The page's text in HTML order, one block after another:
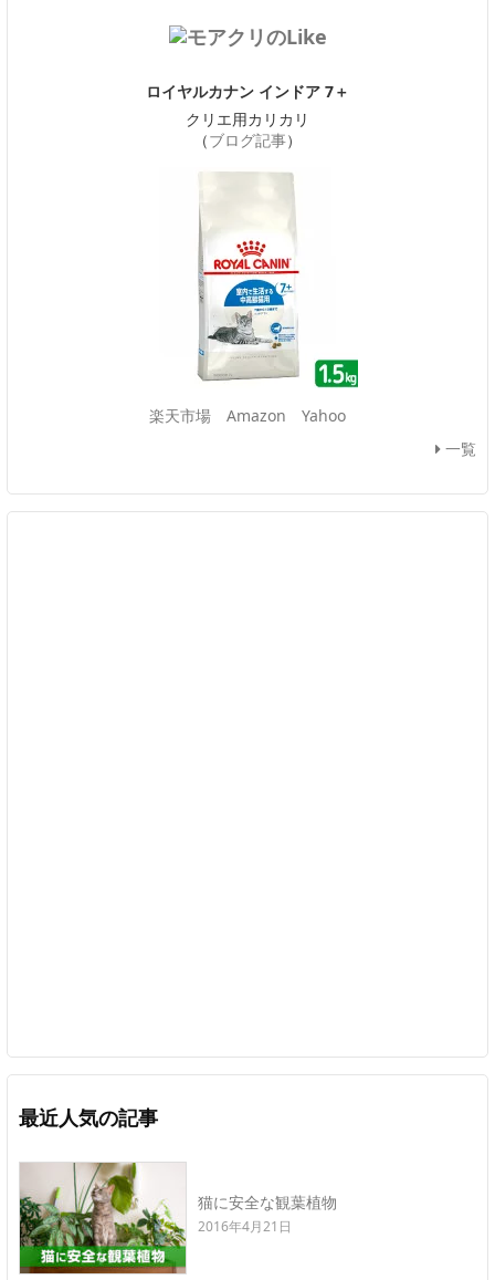
ロイヤルカナン インドア 7＋
クリエ用カリカリ
（ブログ記事）
楽天市場 Amazon
Yahoo
一覧
最近人気の記事
猫に安全な観葉植物
2016年4月21日